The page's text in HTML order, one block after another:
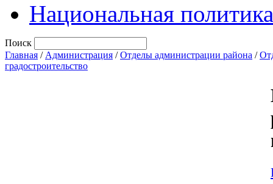
Национальная политика
Поиск
Главная / Администрация /Отделы администрации района /
градостроительство